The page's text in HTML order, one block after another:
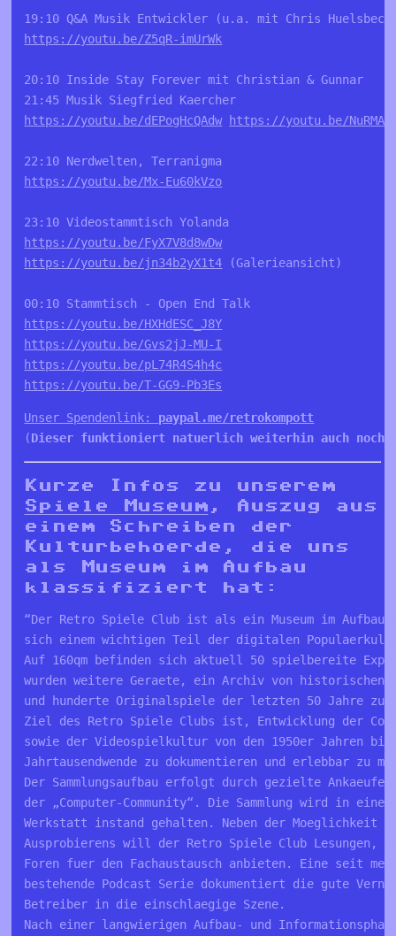
https://youtu.be/Z5qR-imUrWk
20:10 Inside Stay Forever mit Christian & Gunnar
https://youtu.be/dEPogHcQAdw https://youtu.be/
https://youtu.be/Mx-Eu60kVzo
https://youtu.be/FyX7V8d8wDw
https://youtu.be/jn34b2yX1t4 (Galerieansicht)
https://youtu.be/HXHdESC_J8Y
https://youtu.be/Gvs2jJ-MU-I
https://youtu.be/pL74R4S4h4c
https://youtu.be/T-GG9-Pb3Es
Unser Spendenlink: paypal.me/retrokompott
(Dieser funktioniert natuerlich weiterhin auch noch
Kurze Infos zu unserem
Spiele Museum , Auszug aus
einem Schreiben der
Kulturbehoerde, die uns
als Museum im Aufbau
klassifiziert hat:
“Der Retro Spiele Club ist als ein Museum im
sich einem wichtigen Teil der digitalen
Auf 160qm befinden sich aktuell 50 spielbereite
wurden weitere Geraete, ein Archiv von
und hunderte Originalspiele der letzten 50 Jahre
Ziel des Retro Spiele Clubs ist, Entwicklung der
sowie der Videospielkultur von den 1950er Jahren
Jahrtausendwende zu dokumentieren und erlebbar zu
Der Sammlungsaufbau erfolgt durch gezielte Ankaeufe
der „Computer-Community“. Die Sammlung wird in
Werkstatt instand gehalten. Neben der Moeglichkeit
Ausprobierens will der Retro Spiele Club Lesungen,
Foren fuer den Fachaustausch anbieten. Eine seit
bestehende Podcast Serie dokumentiert die gute
Betreiber in die einschlaegige Szene.
Nach einer langwierigen Aufbau- und